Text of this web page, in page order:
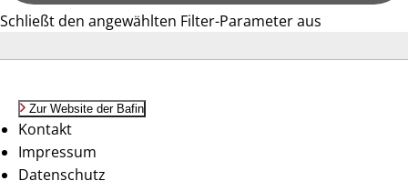
Schließt den angewählten Filter-Parameter aus
Zur Website der Bafin
Kontakt
Impressum
Datenschutz